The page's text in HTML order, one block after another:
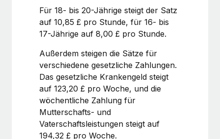
Auch im neuen Jahr wollen wir bei Remote Unternehmen
aller Größen dabei unterstützen, die beste...
Mehr erfahren
Wie Phiture 55 Mitarbeiter:innen in 19 Ländern
mit Remote verwaltet
Phiture ist der unumstrittene Marktführer im Bereich der
Wachstumsberatung für mobile Apps. Das...
Für 18- bis 20-Jährige steigt der Satz
auf 10,85 £ pro Stunde, für 16- bis
17-Jährige auf 8,00 £ pro Stunde.
Außerdem steigen die Sätze für
verschiedene gesetzliche Zahlungen.
Das gesetzliche Krankengeld steigt
auf 123,20 £ pro Woche, und die
wöchentliche Zahlung für
Mutterschafts- und
Vaterschaftsleistungen steigt auf
194,32 £ pro Woche.